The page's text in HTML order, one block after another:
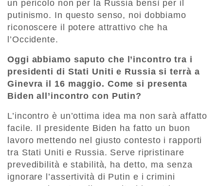
un pericolo non per la Russia bensì per il
putinismo. In questo senso, noi dobbiamo
riconoscere il potere attrattivo che ha
l’Occidente.
Oggi abbiamo saputo che l’incontro tra i
presidenti di Stati Uniti e Russia si terrà a
Ginevra il 16 maggio. Come si presenta
Biden all’incontro con Putin?
L’incontro è un’ottima idea ma non sarà affatto
facile. Il presidente Biden ha fatto un buon
lavoro mettendo nel giusto contesto i rapporti
tra Stati Uniti e Russia. Serve ripristinare
prevedibilità e stabilità, ha detto, ma senza
ignorare l’assertività di Putin e i crimini